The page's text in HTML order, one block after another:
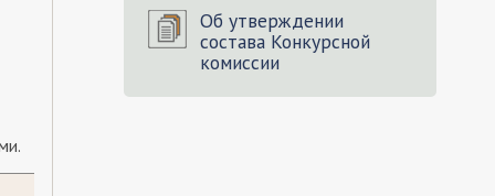
Об утверждении
состава Конкурсной
комиссии